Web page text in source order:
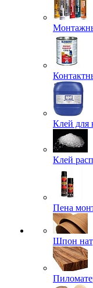
Клей для
Клей
Пена
Шпон